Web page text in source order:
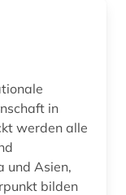
werden alle
und Asien,
bilden